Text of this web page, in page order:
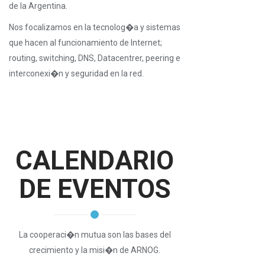
de la Argentina.
Nos focalizamos en la tecnolog�a y sistemas
que hacen al funcionamiento de Internet;
routing, switching, DNS, Datacentrer, peering e
interconexi�n y seguridad en la red.
CALENDARIO
DE EVENTOS
La cooperaci�n mutua son las bases del
crecimiento y la misi�n de ARNOG.